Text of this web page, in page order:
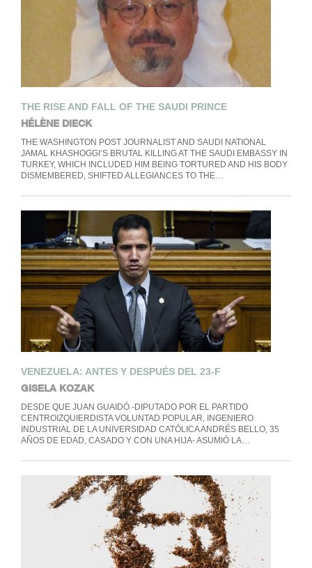
THE RISE AND FALL OF THE SAUDI PRINCE
HÉLÈNE DIECK
THE WASHINGTON POST JOURNALIST AND SAUDI NATIONAL
JAMAL KHASHOGGI’S BRUTAL KILLING AT THE SAUDI EMBASSY IN
TURKEY, WHICH INCLUDED HIM BEING TORTURED AND HIS BODY
DISMEMBERED, SHIFTED ALLEGIANCES TO THE…
VENEZUELA: ANTES Y DESPUÉS DEL 23-F
GISELA KOZAK
DESDE QUE JUAN GUAIDÓ -DIPUTADO POR EL PARTIDO
CENTROIZQUIERDISTA VOLUNTAD POPULAR, INGENIERO
INDUSTRIAL DE LA UNIVERSIDAD CATÓLICA ANDRÉS BELLO, 35
AÑOS DE EDAD, CASADO Y CON UNA HIJA- ASUMIÓ LA…